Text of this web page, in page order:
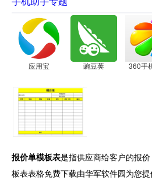
应用宝 豌豆荚 360手
报价单模板表是指供应商给客户的报
板表表格免费下载由华军软件园为您